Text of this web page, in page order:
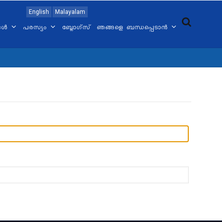
English Malayalam
പരസ്യം ബ്ലോഗ്സ് ഞങ്ങളെ ബന്ധപ്പെടാൻ